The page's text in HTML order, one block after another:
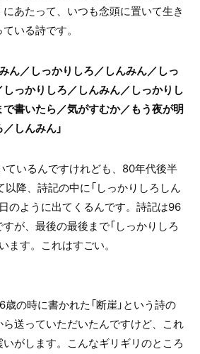
あたって、いつも念頭に置いて生き
いる詩です。
ん／しっかりしろ／しんみん／しっ
っかりしろ／しんみん／しっかりし
書いたら／気がすむか／もう夜が明
しんみん」
ているんですけれども、80年代後半
降、詩記の中に「しっかりしろしん
のように出てくるんです。詩記は96
が、最後の最後まで「しっかりしろ
ます。これはすごい。
の時に書かれた「断崖」という詩の
送っていただいたんですけど、これ
がします。こんなギリギリのところ